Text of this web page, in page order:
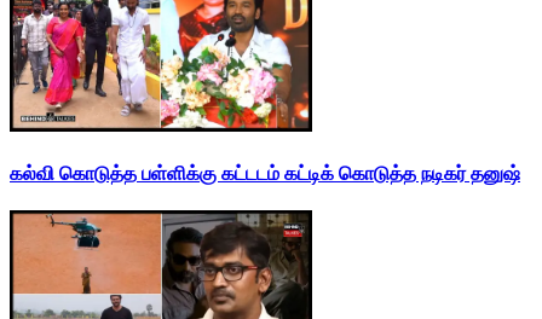
கல்வி கொடுத்த பள்ளிக்கு கட்டடம் கட்டிக் கொடுத்த நடிகர் தனுஷ்